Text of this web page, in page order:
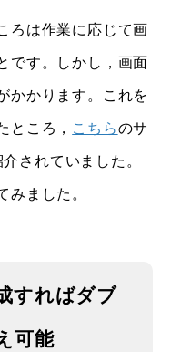
ろは作業に応じて画
です。しかし，画面
かかります。これを
ところ， こちらのサ
されていました。
みました。
すればダブ
可能